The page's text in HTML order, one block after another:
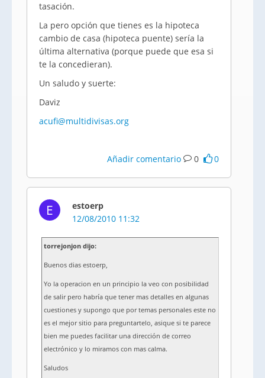
tasación.
La pero opción que tienes es la hipoteca
cambio de casa (hipoteca puente) sería la
última alternativa (porque puede que esa si
te la concedieran).
Un saludo y suerte:
Daviz
acufi@multidivisas.org
Añadir comentario 0 0
E
estoerp
12/08/2010 11:32
torrejonjon dijo:
Buenos dias estoerp,
Yo la operacion en un principio la veo con posibilidad
de salir pero habría que tener mas detalles en algunas
cuestiones y supongo que por temas personales este no
es el mejor sitio para preguntartelo, asique si te parece
bien me puedes facilitar una dirección de correo
electrónico y lo miramos con mas calma.
Saludos